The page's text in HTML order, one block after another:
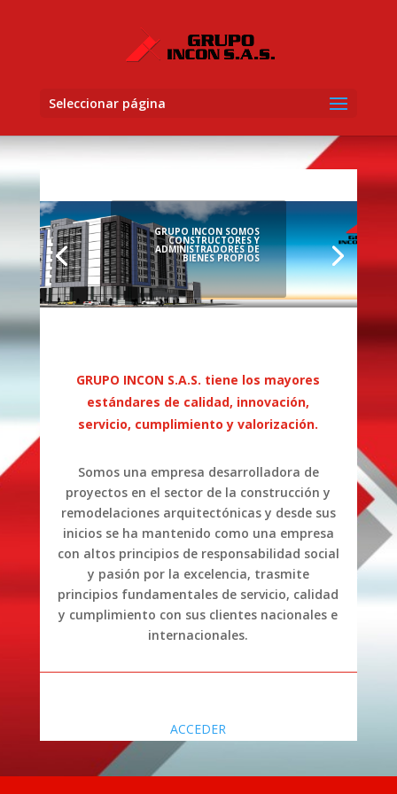
Seleccionar página
GRUPO INCON SOMOS
CONSTRUCTORES Y
ADMINISTRADORES DE
BIENES PROPIOS
GRUPO INCON S.A.S. tiene los mayores
estándares de calidad, innovación,
servicio, cumplimiento y valorización.
Somos una empresa desarrolladora de
proyectos en el sector de la construcción y
remodelaciones arquitectónicas y desde sus
inicios se ha mantenido como una empresa
con altos principios de responsabilidad social
y pasión por la excelencia, trasmite
principios fundamentales de servicio, calidad
y cumplimiento con sus clientes nacionales e
internacionales.
ACCEDER